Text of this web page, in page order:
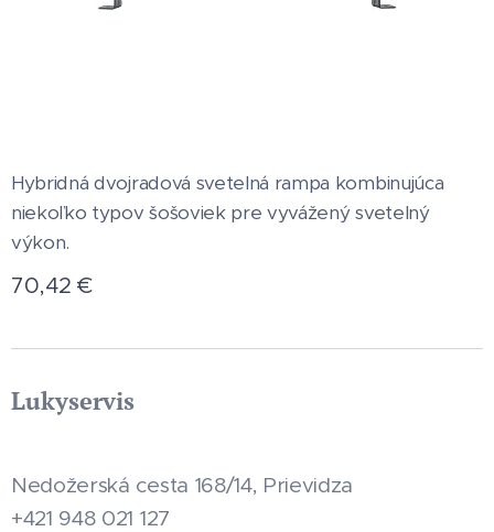
Hybridná dvojradová svetelná rampa kombinujúca
niekoľko typov šošoviek pre vyvážený svetelný
výkon.
70,42 €
Lukyservis
Nedožerská cesta 168/14, Prievidza
+421 948 021 127